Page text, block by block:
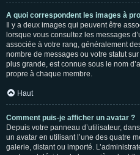
A quoi correspondent les images à
Il y a deux images qui peuvent être
lorsque vous consultez les messages
associée à votre rang, généralement
nombre de messages ou votre statut
plus grande, est connue sous le nom
propre à chaque membre.
Haut
Comment puis-je afficher un avatar ?
Depuis votre panneau d’utilisateur,
un avatar en utilisant l’une des quatre
galerie, distant ou importé.